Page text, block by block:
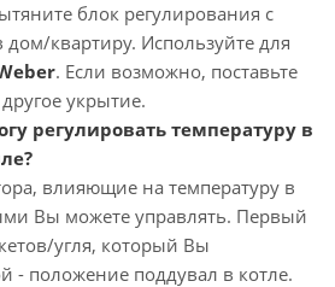
блок регулирования с
дом/квартиру. Используйте для
. Если возможно, поставьте
укрытие.
регулировать температуру в
влияющие на температуру в
Вы можете управлять. Первый
угля, который Вы
- положение поддувал в котле.